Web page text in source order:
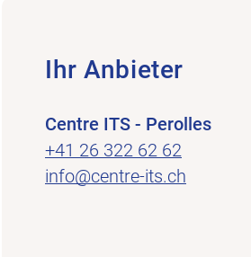
Ihr Anbieter
Centre ITS - Perolles
+41 26 322 62 62
info@centre-its.ch